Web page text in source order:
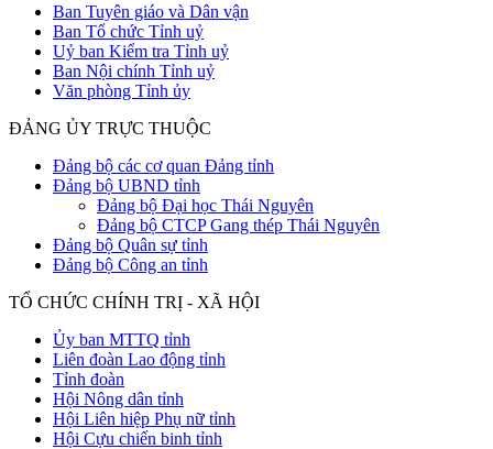
Ban Tuyên giáo và Dân vận
Ban Tổ chức Tỉnh uỷ
Uỷ ban Kiểm tra Tỉnh uỷ
Ban Nội chính Tỉnh uỷ
Văn phòng Tỉnh ủy
ĐẢNG ỦY TRỰC THUỘC
Đảng bộ các cơ quan Đảng tỉnh
Đảng bộ UBND tỉnh
Đảng bộ Đại học Thái Nguyên
Đảng bộ CTCP Gang thép Thái Nguyên
Đảng bộ Quân sự tỉnh
Đảng bộ Công an tỉnh
TỔ CHỨC CHÍNH TRỊ - XÃ HỘI
Ủy ban MTTQ tỉnh
Liên đoàn Lao động tỉnh
Tỉnh đoàn
Hội Nông dân tỉnh
Hội Liên hiệp Phụ nữ tỉnh
Hội Cựu chiến binh tỉnh